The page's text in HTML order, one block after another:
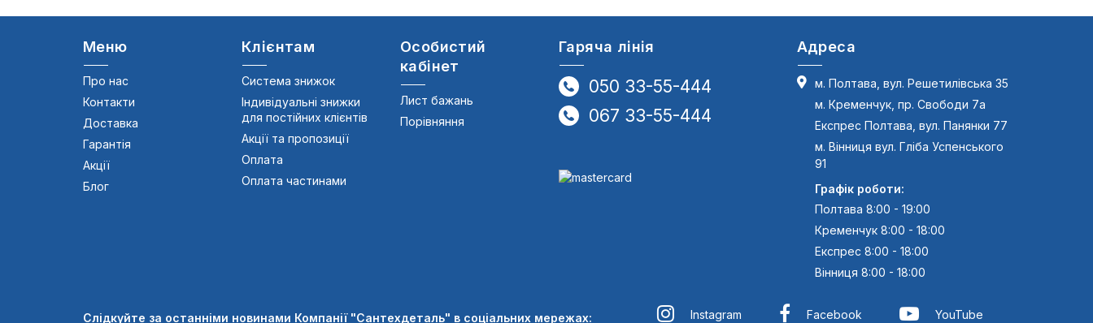
Меню
Про нас
Контакти
Доставка
Гарантія
Акції
Блог
Клієнтам
Система знижок
Індивідуальні знижки
для постійних клієнтів
Акції та пропозиції
Оплата
Оплата частинами
Особистий
кабінет
Лист бажань
Порівняння
Гаряча лінія
050 33-55-444
067 33-55-444
Адреса
м. Полтава, вул. Решетилівська 35
м. Кременчук, пр. Свободи 7а
Експрес Полтава, вул. Панянки 77
м. Вінниця вул. Гліба Успенського
91
Графік роботи:
Полтава 8:00 - 19:00
Кременчук 8:00 - 18:00
Експрес 8:00 - 18:00
Вінниця 8:00 - 18:00
Слідкуйте за останніми новинами Компанії "Сантехдеталь" в соціальних мережах: Instagram Facebook YouTube